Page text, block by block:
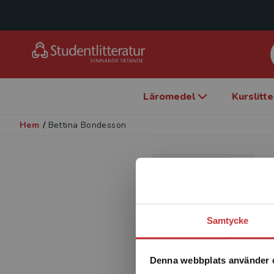
Samtycke
Denna webbplats använder
Läromedel
Hem / Bettina Bondesson